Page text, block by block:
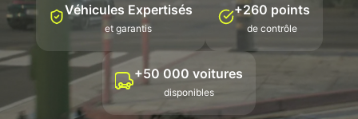
vallée de la F1, où s’agrègent recrutement, opérations
course et coordination logistique. Pour l’aérodynamique,
le roulage en soufflerie est mené depuis le site de Toyota
à Cologne, une installation reconnue pour sa qualité de
mesure et sa fiabilité.
Véhicules Expertisés
et garantis
+260 points
de contrôle
+50 000 voitures
disponibles